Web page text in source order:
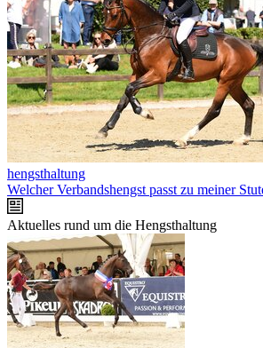
hengsthaltung
Welcher Verbandshengst passt zu meiner
Aktuelles rund um die Hengsthaltung